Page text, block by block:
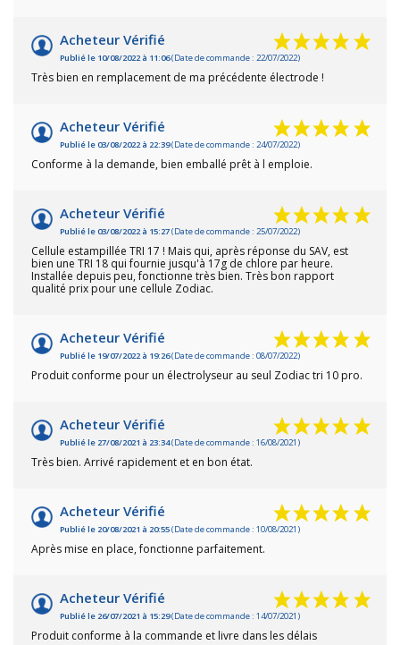
Acheteur Vérifié
Publié le 10/08/2022 à 11:06(Date de commande : 22/07/2022)
Très bien en remplacement de ma précédente électrode !
Acheteur Vérifié
Publié le 03/08/2022 à 22:39(Date de commande : 24/07/2022)
Conforme à la demande, bien emballé prêt à l emploie.
Acheteur Vérifié
Publié le 03/08/2022 à 15:27(Date de commande : 25/07/2022)
Cellule estampillée TRI 17 ! Mais qui, après réponse du SAV, est
bien une TRI 18 qui fournie jusqu'à 17g de chlore par heure.
Installée depuis peu, fonctionne très bien. Très bon rapport
qualité prix pour une cellule Zodiac.
Acheteur Vérifié
Publié le 19/07/2022 à 19:26(Date de commande : 08/07/2022)
Produit conforme pour un électrolyseur au seul Zodiac tri 10 pro.
Acheteur Vérifié
Publié le 27/08/2021 à 23:34(Date de commande : 16/08/2021)
Très bien. Arrivé rapidement et en bon état.
Acheteur Vérifié
Publié le 20/08/2021 à 20:55(Date de commande : 10/08/2021)
Après mise en place, fonctionne parfaitement.
Acheteur Vérifié
Publié le 26/07/2021 à 15:29(Date de commande : 14/07/2021)
Produit conforme à la commande et livre dans les délais